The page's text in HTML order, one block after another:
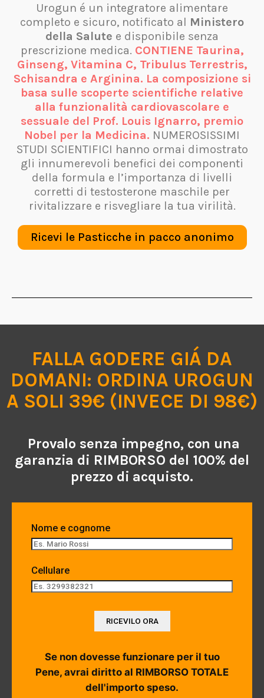
Urogun é un integratore alimentare
completo e sicuro, notificato al Ministero
della Salute e disponibile senza
prescrizione medica. CONTIENE Taurina,
Ginseng, Vitamina C, Tribulus Terrestris,
Schisandra e Arginina. La composizione si
basa sulle scoperte scientifiche relative
alla funzionalità cardiovascolare e
sessuale del Prof. Louis Ignarro, premio
Nobel per la Medicina. NUMEROSISSIMI
STUDI SCIENTIFICI hanno ormai dimostrato
gli innumerevoli benefici dei componenti
della formula e l’importanza di livelli
corretti di testosterone maschile per
rivitalizzare e risvegliare la tua virilità.
Ricevi le Pasticche in pacco anonimo
FALLA GODERE GIÁ DA
DOMANI: ORDINA UROGUN
A SOLI 39€ (INVECE DI 98€)
Provalo senza impegno, con una
garanzia di RIMBORSO del 100% del
prezzo di acquisto.
Nome e cognome
Cellulare
Se non dovesse funzionare per il tuo
Pene, avrai diritto al RIMBORSO TOTALE
dell'importo speso.